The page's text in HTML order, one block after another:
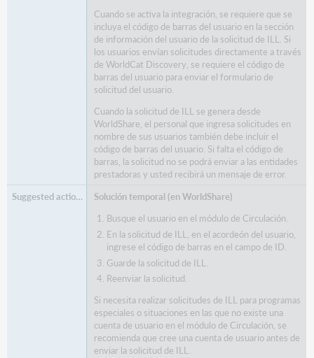
Cuando se activa la integración, se requiere que se
incluya el código de barras del usuario en la sección
de información del usuario de la solicitud de ILL. Si
los usuarios envían solicitudes directamente a través
de WorldCat Discovery, se requiere el código de
barras del usuario para enviar el formulario de
solicitud del usuario.
Cuando la solicitud de ILL se genera desde
WorldShare, el personal que ingresa solicitudes en
nombre de sus usuarios también debe incluir el
código de barras del usuario. Si falta el código de
barras, la solicitud no se podrá enviar a las entidades
prestadoras y usted recibirá un mensaje de error.
Solución temporal (en WorldShare)
Busque el usuario en el módulo de Circulación.
En la solicitud de ILL, en el acordeón del usuario,
ingrese el código de barras en el campo de ID.
Guarde la solicitud de ILL.
Reenviar la solicitud.
Si necesita realizar solicitudes de ILL para programas
especiales o situaciones en las que no existe una
cuenta de usuario en el módulo de Circulación, se
recomienda que cree una cuenta de usuario antes de
enviar la solicitud de ILL.